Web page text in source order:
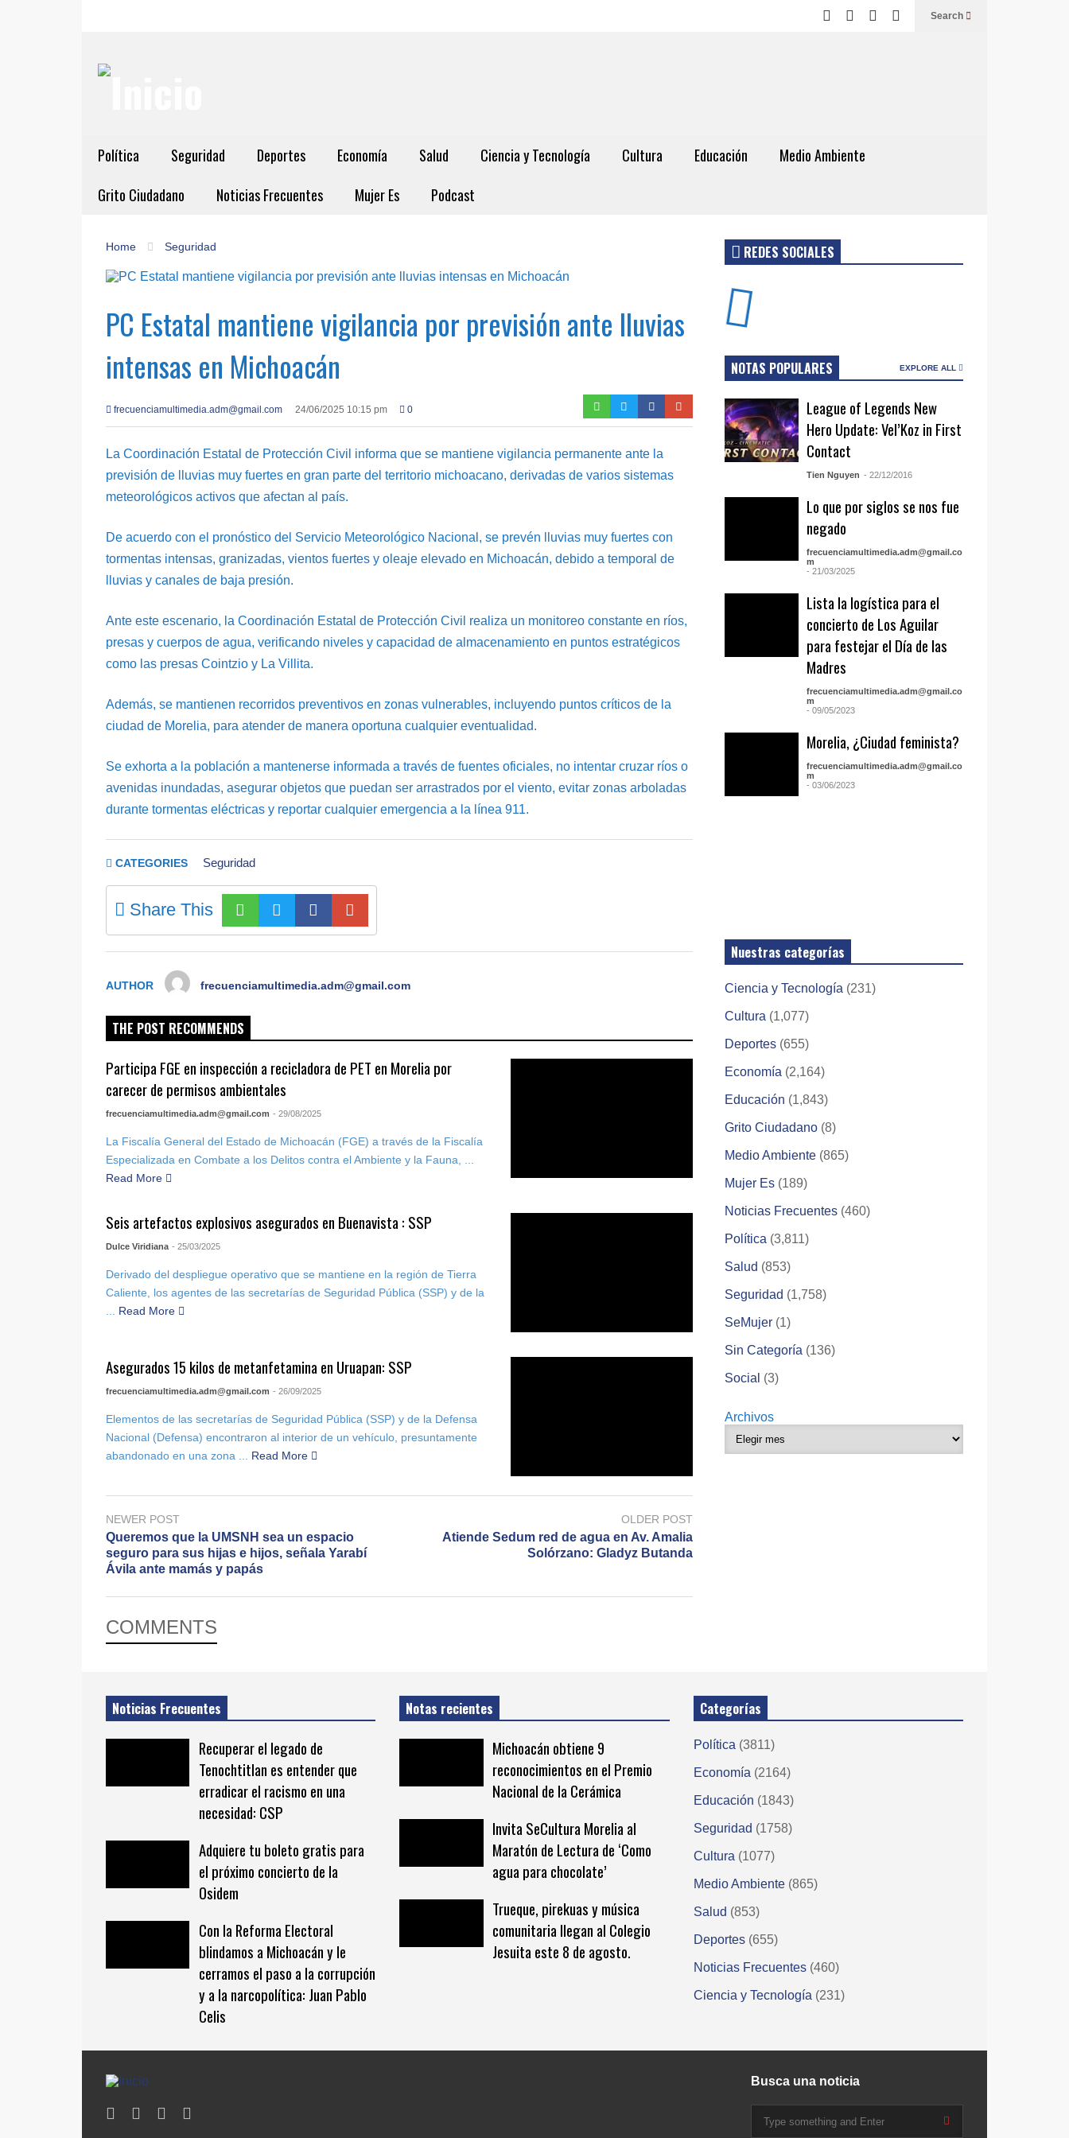
Search
Política Seguridad Deportes Economía Salud Ciencia y Tecnología Cultura Educación
Medio Ambiente
Grito Ciudadano
Noticias Frecuentes Mujer Es Podcast
Home Seguridad
PC Estatal mantiene vigilancia por previsión ante lluvias
intensas en Michoacán
frecuenciamultimedia.adm@gmail.com 24/06/2025 10:15 pm 0
La Coordinación Estatal de Protección Civil informa que se mantiene vigilancia permanente ante la
previsión de lluvias muy fuertes en gran parte del territorio michoacano, derivadas de varios sistemas
meteorológicos activos que afectan al país.
De acuerdo con el pronóstico del Servicio Meteorológico Nacional, se prevén lluvias muy fuertes con
tormentas intensas, granizadas, vientos fuertes y oleaje elevado en Michoacán, debido a temporal de
lluvias y canales de baja presión.
Ante este escenario, la Coordinación Estatal de Protección Civil realiza un monitoreo constante en ríos,
presas y cuerpos de agua, verificando niveles y capacidad de almacenamiento en puntos estratégicos
como las presas Cointzio y La Villita.
Además, se mantienen recorridos preventivos en zonas vulnerables, incluyendo puntos críticos de la
ciudad de Morelia, para atender de manera oportuna cualquier eventualidad.
Se exhorta a la población a mantenerse informada a través de fuentes oficiales, no intentar cruzar ríos o
avenidas inundadas, asegurar objetos que puedan ser arrastrados por el viento, evitar zonas arboladas
durante tormentas eléctricas y reportar cualquier emergencia a la línea 911.
CATEGORIES Seguridad
Share This
AUTHOR frecuenciamultimedia.adm@gmail.com
THE POST RECOMMENDS
Participa FGE en inspección a recicladora de PET en Morelia por
carecer de permisos ambientales
frecuenciamultimedia.adm@gmail.com - 29/08/2025
La Fiscalía General del Estado de Michoacán (FGE) a través de la Fiscalía
Especializada en Combate a los Delitos contra el Ambiente y la Fauna, ...
Read More
Seis artefactos explosivos asegurados en Buenavista : SSP
Dulce Viridiana - 25/03/2025
Derivado del despliegue operativo que se mantiene en la región de Tierra
Caliente, los agentes de las secretarías de Seguridad Pública (SSP) y de la
... Read More
Asegurados 15 kilos de metanfetamina en Uruapan: SSP
frecuenciamultimedia.adm@gmail.com - 26/09/2025
Elementos de las secretarías de Seguridad Pública (SSP) y de la Defensa
Nacional (Defensa) encontraron al interior de un vehículo, presuntamente
abandonado en una zona ...
Read More
NEWER POST
Queremos que la UMSNH sea un espacio
seguro para sus hijas e hijos, señala Yarabí
Ávila ante mamás y papás
OLDER POST
Atiende Sedum red de agua en Av. Amalia
Solórzano: Gladyz Butanda
COMMENTS
REDES SOCIALES
NOTAS POPULARES EXPLORE ALL
League of Legends New
Hero Update: Vel’Koz in First
Contact
Tien Nguyen - 22/12/2016
Lo que por siglos se nos fue
negado
frecuenciamultimedia.adm@gmail.co
m
- 21/03/2025
Lista la logística para el
concierto de Los Aguilar
para festejar el Día de las
Madres
frecuenciamultimedia.adm@gmail.co
m
- 09/05/2023
Morelia, ¿Ciudad feminista?
frecuenciamultimedia.adm@gmail.co
m
- 03/06/2023
Nuestras categorías
Ciencia y Tecnología (231)
Cultura (1,077)
Deportes (655)
Economía (2,164)
Educación (1,843)
Grito Ciudadano (8)
Medio Ambiente (865)
Mujer Es (189)
Noticias Frecuentes (460)
Política (3,811)
Salud (853)
Seguridad (1,758)
SeMujer (1)
Sin Categoría (136)
Social (3)
Archivos
Noticias Frecuentes
Recuperar el legado de
Tenochtitlan es entender que
erradicar el racismo en una
necesidad: CSP
Adquiere tu boleto gratis para
el próximo concierto de la
Osidem
Con la Reforma Electoral
blindamos a Michoacán y le
cerramos el paso a la corrupción
y a la narcopolítica: Juan Pablo
Celis
Notas recientes
Michoacán obtiene 9
reconocimientos en el Premio
Nacional de la Cerámica
Invita SeCultura Morelia al
Maratón de Lectura de ‘Como
agua para chocolate’
Trueque, pirekuas y música
comunitaria llegan al Colegio
Jesuita este 8 de agosto.
Categorías
Política (3811)
Economía (2164)
Educación (1843)
Seguridad (1758)
Cultura (1077)
Medio Ambiente (865)
Salud (853)
Deportes (655)
Noticias Frecuentes (460)
Ciencia y Tecnología (231)
Busca una noticia